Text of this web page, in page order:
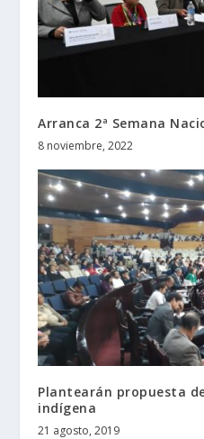
Arranca 2ª Semana
8 noviembre, 2022
Plantearán propuesta
indígena
21 agosto, 2019